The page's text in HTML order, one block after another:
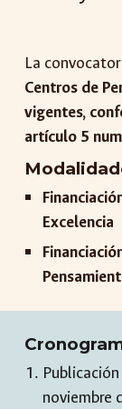
La
Centros de
vigentes,
artículo 5
Excelencia
F
noviembre